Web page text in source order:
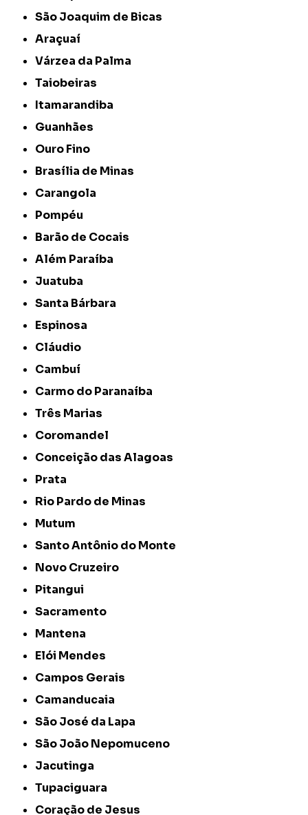
São Joaquim de Bicas
Araçuaí
Várzea da Palma
Taiobeiras
Itamarandiba
Guanhães
Ouro Fino
Brasília de Minas
Carangola
Pompéu
Barão de Cocais
Além Paraíba
Juatuba
Santa Bárbara
Espinosa
Cláudio
Cambuí
Carmo do Paranaíba
Três Marias
Coromandel
Conceição das Alagoas
Prata
Rio Pardo de Minas
Mutum
Santo Antônio do Monte
Novo Cruzeiro
Pitangui
Sacramento
Mantena
Elói Mendes
Campos Gerais
Camanducaia
São José da Lapa
São João Nepomuceno
Jacutinga
Tupaciguara
Coração de Jesus